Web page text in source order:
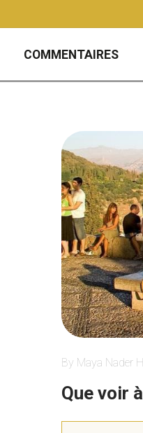
COMMENTAIRES
By Maya Nader
Que voir